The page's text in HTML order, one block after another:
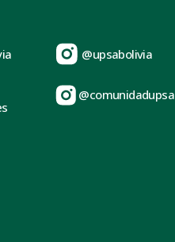
@upsabolivia
@comunidadupsa